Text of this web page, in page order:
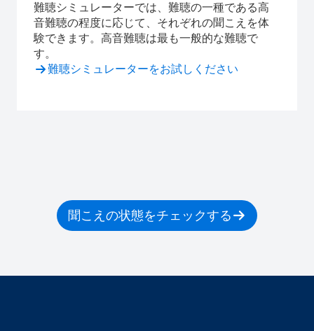
難聴シミュレーターでは、難聴の一種である高
音難聴の程度に応じて、それぞれの聞こえを体
験できます。高音難聴は最も一般的な難聴で
す。
難聴シミュレーターをお試しください
聞こえの状態をチェックする